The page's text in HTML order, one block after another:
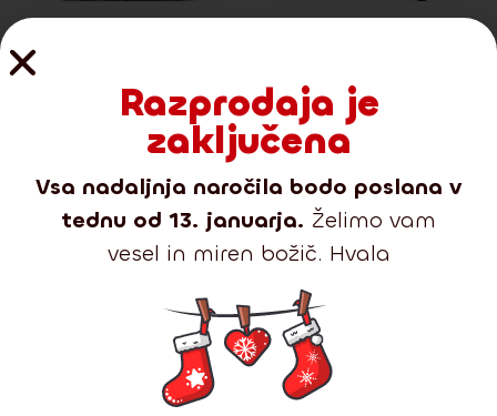
Razpoložljive velikosti
Predstavljamo vam novo
kolekcijo vrhunskih dreves
2025
Z nobeno od naših linij ne morete zgrešiti.
Razprodaja je
zaključena
Vsa nadaljnja naročila bodo poslana v
tednu od 13. januarja. Želimo vam
vesel in miren božič. Hvala